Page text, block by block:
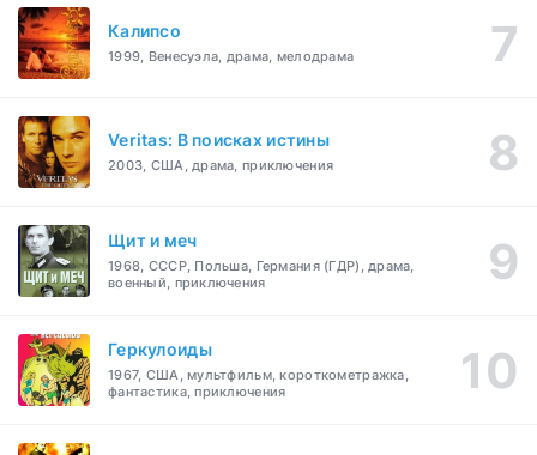
Калипсо
1999, Венесуэла, драма, мелодрама
Veritas: В поисках истины
2003, США, драма, приключения
Щит и меч
1968, СССР, Польша, Германия (ГДР), драма,
военный, приключения
Геркулоиды
1967, США, мультфильм, короткометражка,
фантастика, приключения